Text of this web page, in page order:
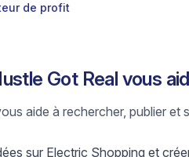
de profit
Got Real vous
aide à rechercher, publier et
sur Electric Shopping et